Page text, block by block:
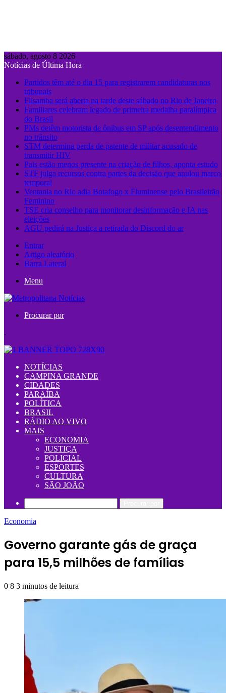
sábado, agosto 8 2026
Notícias de Última Hora
Partidos têm até o dia 15 para registrarem candidaturas nos
tribunais
Flisamba será aberta na tarde deste sábado no Rio de Janeiro
Familiares celebram legado de primeira medalha paralímpica
do Brasil
PMs detêm motorista de ônibus em SP após desentendimento
no trânsito
STM determina perda de patente de militar acusado de
transmitir HIV
Pais estão menos presente na criação de filhos, aponta estudo
STF julga recursos contra partes da decisão que anulou marco
temporal
Ventania no Rio adia Botafogo x Fluminense pelo Brasileirão
Feminino
TSE cria conselho para monitorar desinformação e IA nas
eleições
AGU pedirá na Justiça a retirada do Discord do ar
Entrar
Artigo aleatório
Barra Lateral
Menu
Procurar por
.
NOTÍCIAS
CAMPINA GRANDE
CIDADES
PARAÍBA
POLÍTICA
BRASIL
RÁDIO AO VIVO
MAIS
ECONOMIA
JUSTIÇA
POLICIAL
ESPORTES
CULTURA
SÃO JOÃO
Economia
Governo garante gás de graça
para 15,5 milhões de famílias
0 8 3 minutos de leitura